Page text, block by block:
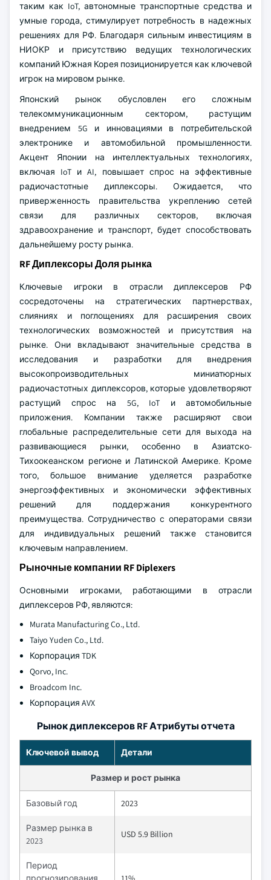
таким как IoT, автономные транспортные средства и
умные города, стимулирует потребность в надежных
решениях для РФ. Благодаря сильным инвестициям в
НИОКР и присутствию ведущих технологических
компаний Южная Корея позиционируется как ключевой
игрок на мировом рынке.
Японский рынок обусловлен его сложным
телекоммуникационным сектором, растущим
внедрением 5G и инновациями в потребительской
электронике и автомобильной промышленности.
Акцент Японии на интеллектуальных технологиях,
включая IoT и AI, повышает спрос на эффективные
радиочастотные диплексоры. Ожидается, что
приверженность правительства укреплению сетей
связи для различных секторов, включая
здравоохранение и транспорт, будет способствовать
дальнейшему росту рынка.
RF Диплексоры Доля рынка
Ключевые игроки в отрасли диплексеров РФ
сосредоточены на стратегических партнерствах,
слияниях и поглощениях для расширения своих
технологических возможностей и присутствия на
рынке. Они вкладывают значительные средства в
исследования и разработки для внедрения
высокопроизводительных миниатюрных
радиочастотных диплексоров, которые удовлетворяют
растущий спрос на 5G, IoT и автомобильные
приложения. Компании также расширяют свои
глобальные распределительные сети для выхода на
развивающиеся рынки, особенно в Азиатско-
Тихоокеанском регионе и Латинской Америке. Кроме
того, большое внимание уделяется разработке
энергоэффективных и экономически эффективных
решений для поддержания конкурентного
преимущества. Сотрудничество с операторами связи
для индивидуальных решений также становится
ключевым направлением.
Рыночные компании RF Diplexers
Основными игроками, работающими в отрасли
диплексеров РФ, являются:
Murata Manufacturing Co., Ltd.
Taiyo Yuden Co., Ltd.
Корпорация TDK
Qorvo, Inc.
Broadcom Inc.
Корпорация AVX
Рынок диплексеров RF Атрибуты отчета
Ключевой вывод Детали
Размер и рост рынка
Базовый год 2023
Размер рынка в
2023
USD 5.9 Billion
Период